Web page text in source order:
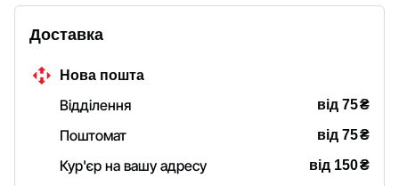
Доставка
Нова пошта
Відділення від 75₴
Поштомат
від 75₴
Кур'єр на вашу адресу
від 150₴